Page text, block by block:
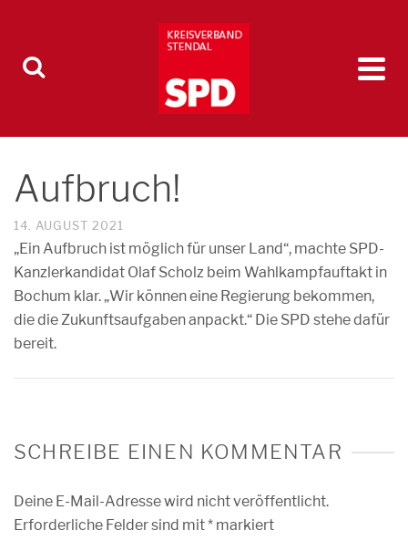
Aufbruch!
14. AUGUST 2021
„Ein Aufbruch ist möglich für unser Land“, machte SPD-
Kanzlerkandidat Olaf Scholz beim Wahlkampfauftakt in
Bochum klar. „Wir können eine Regierung bekommen,
die die Zukunftsaufgaben anpackt.“ Die SPD stehe dafür
bereit.
SCHREIBE EINEN KOMMENTAR
Deine E-Mail-Adresse wird nicht veröffentlicht.
Erforderliche Felder sind mit* markiert